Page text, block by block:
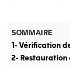
SOMMAIRE
1- Vérification
2- Restauration